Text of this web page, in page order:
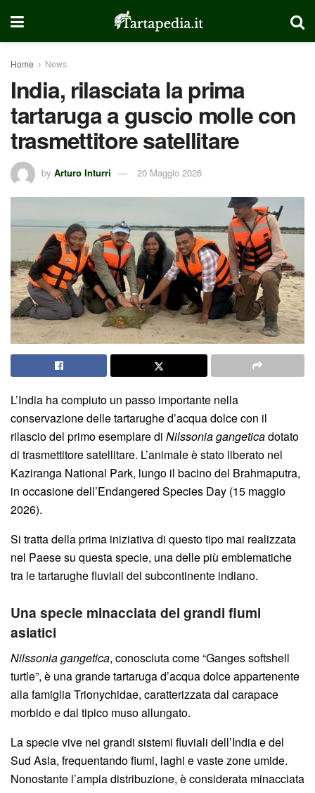
Home News
India, rilasciata la prima
tartaruga a guscio molle con
trasmettitore satellitare
by Arturo Inturri 20 Maggio 2026
L’India ha compiuto un passo importante nella
conservazione delle tartarughe d’acqua dolce con il
rilascio del primo esemplare di Nilssonia gangeticadotato
di trasmettitore satellitare. L’animale è stato liberato nel
Kaziranga National Park, lungo il bacino del Brahmaputra,
in occasione dell’Endangered Species Day (15 maggio
2026).
Si tratta della prima iniziativa di questo tipo mai realizzata
nel Paese su questa specie, una delle più emblematiche
tra le tartarughe fluviali del subcontinente indiano.
Una specie minacciata dei grandi fiumi
asiatici
Nilssonia gangetica, conosciuta come “Ganges softshell
turtle”, è una grande tartaruga d’acqua dolce appartenente
alla famiglia Trionychidae, caratterizzata dal carapace
morbido e dal tipico muso allungato.
La specie vive nei grandi sistemi fluviali dell’India e del
Sud Asia, frequentando fiumi, laghi e vaste zone umide.
Nonostante l’ampia distribuzione, è considerata minacciata